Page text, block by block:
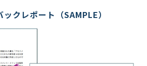
クレポート（SAMPLE）